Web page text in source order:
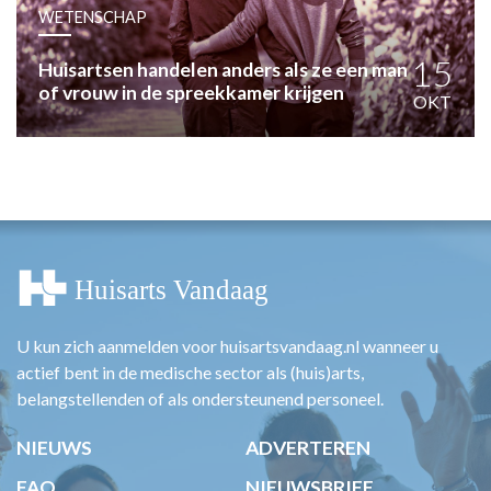
PRAKTIJKZAKEN
TARIEVEN
VPHUISARTSEN
MEDISCHE VAKHANDEL
WETENSCHAP
Huisartsen handelen anders als ze een man
of vrouw in de spreekkamer krijgen
15
OKT
U kun zich aanmelden voor huisartsvandaag.nl wanneer u
actief bent in de medische sector als (huis)arts,
belangstellenden of als ondersteunend personeel.
NIEUWS
ADVERTEREN